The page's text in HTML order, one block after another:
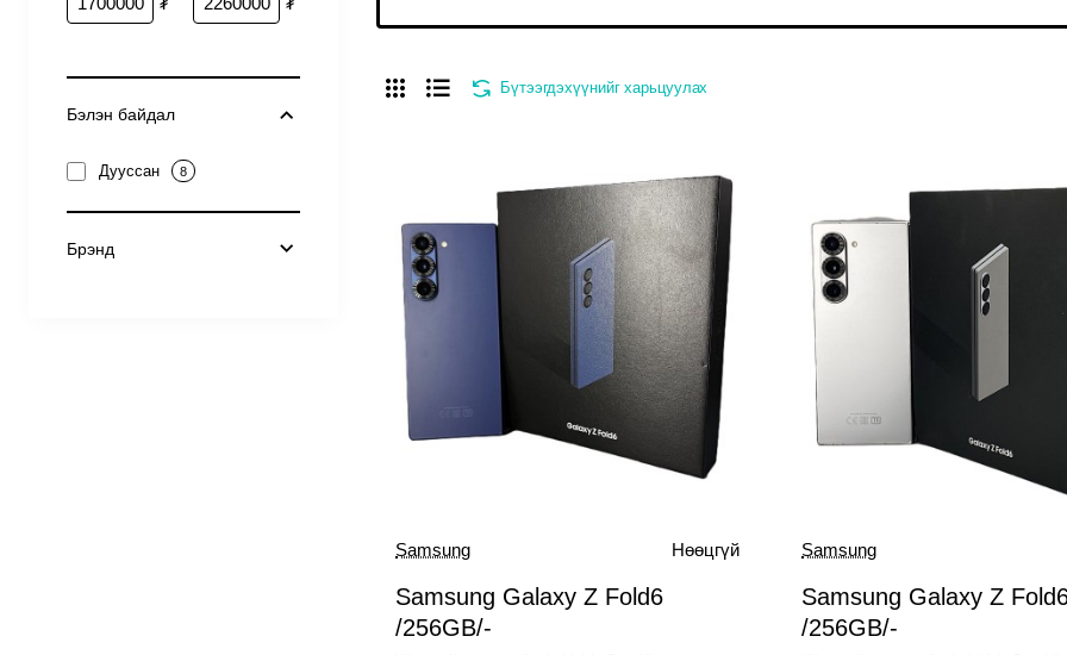
Бэлэн байдал
Дууссан 8
Брэнд
Бүтээгдэхүүнийг харьцуулах
Зарагдсан
Нөөцгүй
Samsung Нөөцгүй
Samsung Galaxy Z Fold6
/256GB/-
Нөөцгүй
Samsung
Samsung Galaxy Z
/256GB/-